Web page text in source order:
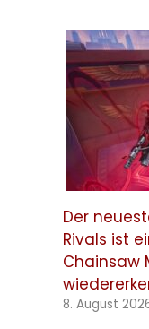
Der
Rivals ist
Chainsaw
8. August